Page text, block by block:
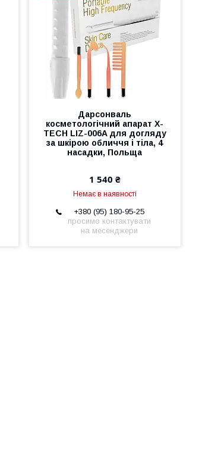
Дарсонваль
косметологічний апарат X-
TECH LIZ-006A для догляду
за шкірою обличчя і тіла, 4
насадки, Польща
1 540 ₴
Немає в наявності
+380 (95) 180-95-25
просимо контактувати
на месенджери